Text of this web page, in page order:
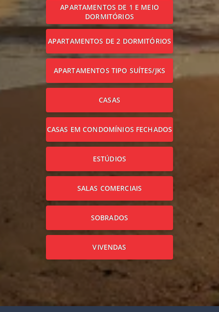
APARTAMENTOS DE 1 E MEIO
DORMITÓRIOS
APARTAMENTOS DE 2 DORMITÓRIOS
APARTAMENTOS TIPO SUÍTES/JKS
CASAS
CASAS EM CONDOMÍNIOS FECHADOS
ESTÚDIOS
SALAS COMERCIAIS
SOBRADOS
VIVENDAS